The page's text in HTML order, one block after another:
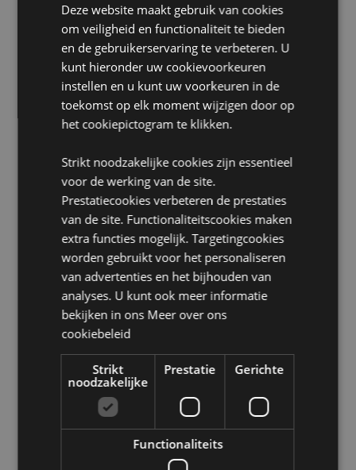
01405 VFM Ayurveda - Satya Nag Champa Wierook Stokjes
Gemiddeld aantal stokjes per pakje:
Materialen:Kokosnoot bast houtskool, sandelhout, jigit
powderm loban poeder, halmaddi, gom styrax,
honing, parfum en natuurlijke lijmen.
Veganistisch: Ja
Product Bron:
Zoekt u meer informatie over kopen bij Puckator?
Lees dan onzeklanten informatie gids.
Product eigenschappen
informatie
Breedte 0.2cm Diepte 0.2cm Lengte 21cm
8904234402659
0.036000
Nee
Deze website maakt gebruik van cookies
om veiligheid en functionaliteit te bieden
en de gebruikerservaring te verbeteren. U
kunt hieronder uw cookievoorkeuren
instellen en u kunt uw voorkeuren in de
toekomst op elk moment wijzigen door op
het cookiepictogram te klikken.
Strikt noodzakelijke cookies zijn essentieel
voor de werking van de site.
Prestatiecookies verbeteren de prestaties
van de site. Functionaliteitscookies maken
extra functies mogelijk. Targetingcookies
worden gebruikt voor het personaliseren
van advertenties en het bijhouden van
analyses. U kunt ook meer informatie
bekijken in ons Meer over ons
cookiebeleid
Strikt
noodzakelijke
Prestatie Gerichte
Functionaliteits